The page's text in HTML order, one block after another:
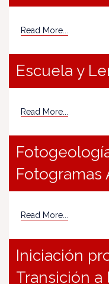
Read More...
Escuela y
Read More...
Fotogramas
Read More...
Iniciación
Transición a